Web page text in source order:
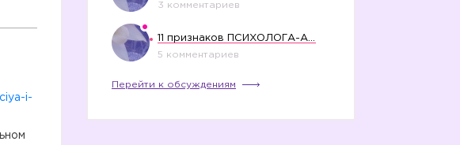
i-
3 комментариев
5 комментариев
Перейти к обсуждениям